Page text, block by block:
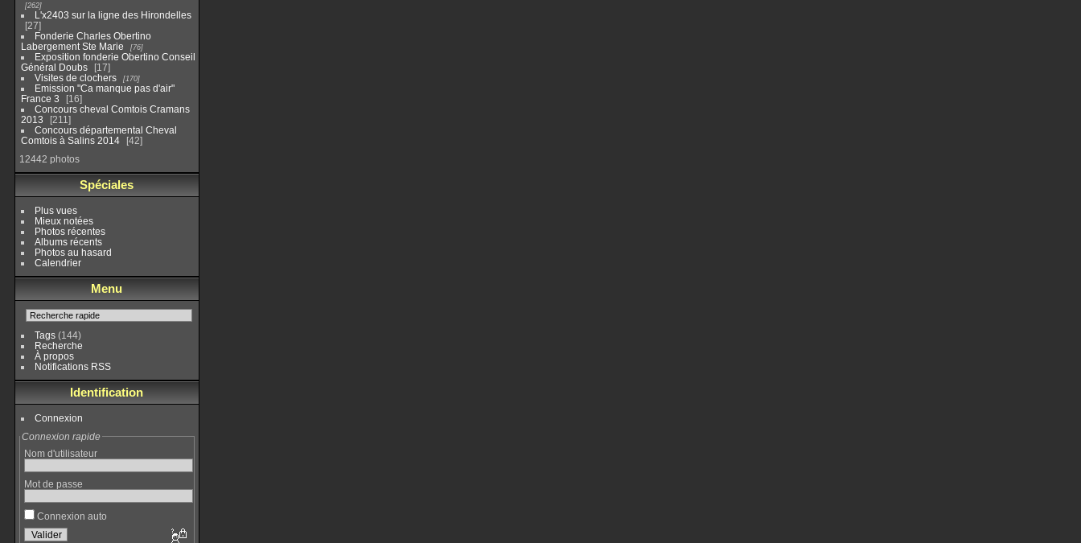
262
L'x2403 sur la ligne des Hirondelles
27
Fonderie Charles Obertino
Labergement Ste Marie
76
Exposition fonderie Obertino Conseil
Général Doubs
17
Visites de clochers
170
Emission "Ca manque pas d'air"
France 3
16
Concours cheval Comtois Cramans
2013
211
Concours départemental Cheval
Comtois à Salins 2014
42
12442 photos
Spéciales
Plus vues
Mieux notées
Photos récentes
Albums récents
Photos au hasard
Calendrier
Menu
Tags(144)
Recherche
À propos
Notifications RSS
Identification
Connexion
Connexion rapide
Nom d'utilisateur
Mot de passe
Connexion auto